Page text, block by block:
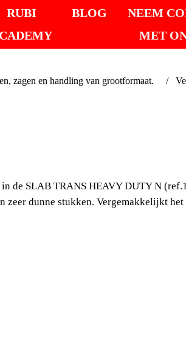
RUBI
BLOG
NEEM
MET
zagen en handling van grootformaat.
de SLAB TRANS HEAVY DUTY N
dunne stukken. Vergemakkelijkt het